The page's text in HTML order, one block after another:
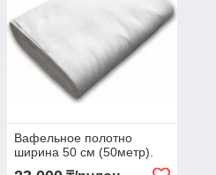
Вафельное полотно
ширина 50 см (50метр).